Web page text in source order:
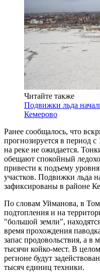
Читайте также
Подвижки льда
Кемерово
Ранее сообщалось, что
прогнозируется в период
на реке не ожидается.
обещают спокойный
привести к подъему
участков. Подвижки льда
зафиксированы в районе
По словам Уйманова, в
подтопления и на
"большой земли",
время прохождения
запас продовольствия, а в
тысячи койко-мест. В
регионе будут
тысяч единиц техники.